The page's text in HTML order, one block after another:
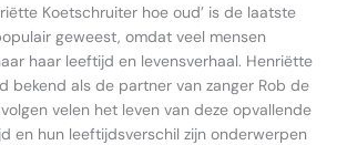
Koetschruiter hoe oud’ is de laatste
geweest, omdat veel mensen
haar leeftijd en levensverhaal. Henriëtte
bekend als de partner van zanger Rob de
velen het leven van deze opvallende
en hun leeftijdsverschil zijn onderwerpen